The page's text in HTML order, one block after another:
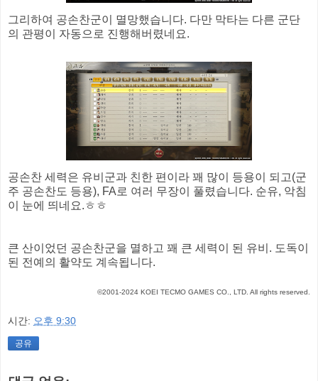
그리하여 공손찬군이 멸망했습니다. 다만 막타는 다른 군단
의 관평이 자동으로 진행해버렸네요.
공손찬 세력은 유비군과 친한 편이라 꽤 많이 등용이 되고(군
주 공손찬도 등용), FA로 여러 무장이 풀렸습니다. 순유, 악침
이 눈에 띄네요.ㅎㅎ
큰 산이었던 공손찬군을 멸하고 꽤 큰 세력이 된 유비. 도독이
된 전예의 활약도 계속됩니다.
©2001-2024 KOEI TECMO GAMES CO., LTD. All rights reserved.
시간: 오후 9:30
공유